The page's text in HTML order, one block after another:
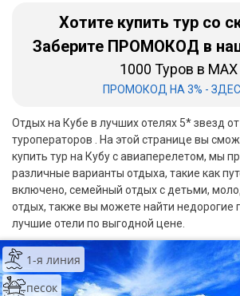
Хотите купить тур со
Заберите ПРОМОКОД в
1000 Туров в MAX
ПРОМОКОД НА 3% -
Отдых на Кубе в лучших отелях 5* звезд
туроператоров . На этой странице вы
купить тур на Кубу с авиаперелетом, мы
различные варианты отдыха, такие как
включено, семейный отдых с детьми,
отдых, также вы можете найти недорогие
лучшие отели по выгодной цене.
1-я линия
песок
Северный Гоа
Южный Гоа
Занзибар
Абхазия
Большой Сочи
Кав Мин Воды